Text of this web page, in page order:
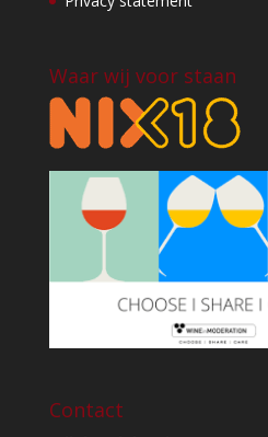
Waar wij voor staan
Contact